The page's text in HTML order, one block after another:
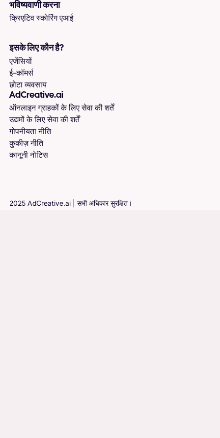
भविष्यवाणी करना
क्रिएटिव स्कोरिंग एआई
इसके लिए कौन है?
एजेंसियों
ई-कॉमर्स
छोटा व्यवसाय
AdCreative.ai
ऑनलाइन ग्राहकों के लिए सेवा की शर्तें
उद्यमों के लिए सेवा की शर्तें
गोपनीयता नीति
कुकीज़ नीति
कानूनी नोटिस
2025 AdCreative.ai | सभी अधिकार सुरक्षित।